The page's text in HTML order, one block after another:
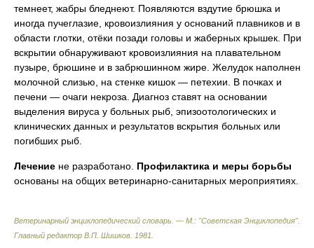
темнеет, жабры бледнеют. Появляются вздутие брюшка и
иногда пучеглазие, кровоизлияния у оснований плавников и в
области глотки, отёки позади головы и жаберных крышек. При
вскрытии обнаруживают кровоизлияния на плавательном
пузыре, брюшине и в забрюшинном жире. Желудок наполнен
молочной слизью, на стенке кишок — петехии. В почках и
печени — очаги некроза. Диагноз ставят на основании
выделения вируса у больных рыб, эпизоотологических и
клинических данных и результатов вскрытия больных или
погибших рыб.
Лечение не разработано. Профилактика и меры борьбы
основаны на общих ветеринарно-санитарных мероприятиях.
Ветеринарный энциклопедический словарь. — М.: "Советская Энциклопедия".
Главный редактор В.П. Шишков 1981